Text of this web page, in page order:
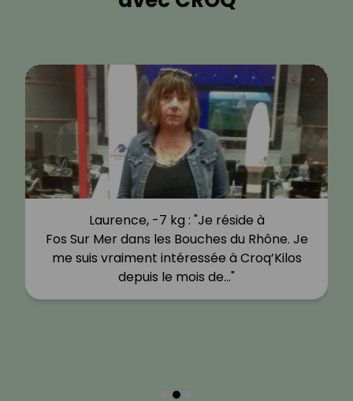
Laurence, -7 kg : "Je réside à
Fos Sur Mer dans les Bouches du Rhône. Je
me suis vraiment intéressée à Croq’Kilos
depuis le mois de…"